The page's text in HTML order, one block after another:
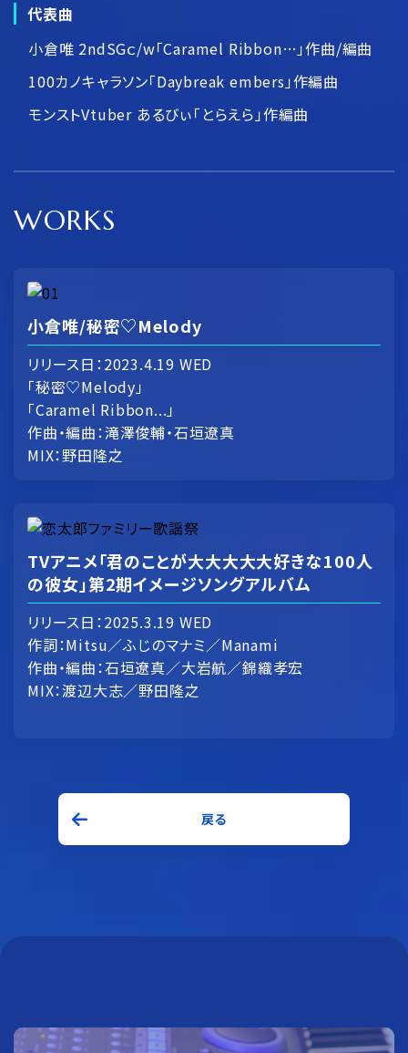
代表曲
小倉唯 2ndSGｃ/w「Caramel Ribbon…」作曲/編曲
100カノキャラソン「Daybreak embers」作編曲
モンストVtuber あるびぃ「とらえら」作編曲
WORKS
小倉唯/秘密♡Melody
リリース日：2023.4.19 WED
「秘密♡Melody」
「Caramel Ribbon...」
作曲・編曲：滝澤俊輔・石垣遼真
MIX：野田隆之
TVアニメ「君のことが大大大大大好きな100人
の彼女」第2期イメージソングアルバム
リリース日：2025.3.19 WED
作詞：Mitsu／ふじのマナミ／Manami
作曲・編曲：石垣遼真／大岩航／錦織孝宏
MIX：渡辺大志／野田隆之
戻る